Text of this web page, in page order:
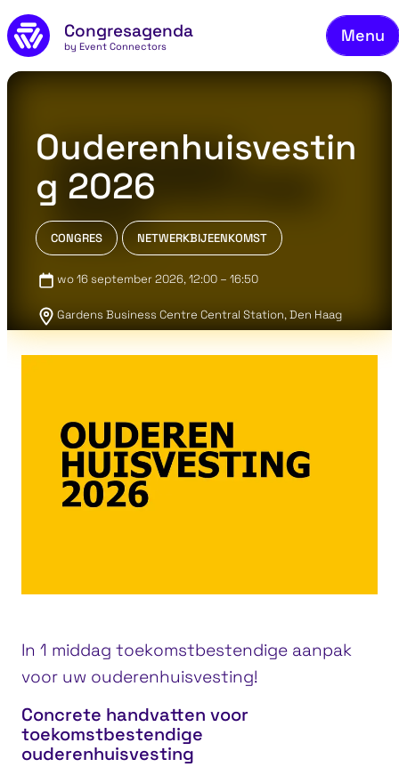
Skip to main content
Congresagenda
by Event Connectors
Menu
Ouderenhuisvestin
g 2026
CONGRES NETWERKBIJEENKOMST
wo 16 september 2026, 12:00 – 16:50
Gardens Business Centre Central Station, Den Haag
In 1 middag toekomstbestendige aanpak
voor uw ouderenhuisvesting!
Concrete handvatten voor
toekomstbestendige
ouderenhuisvesting